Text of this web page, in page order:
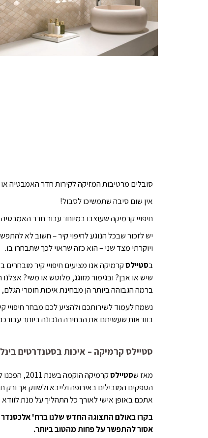
סובלים מרטיבות המזיקה לקירות חדר האמבטיה
אין שום סיבה שתמשיכו לסבול!
חיפויי קרמיקה שעוצבו במיוחד עבור חדר
יש לזכור שבכל הנוגע לחיפוי קיר – חשוב לא
ויוקרתי מצד שני – הוא כזה שראוי לכך שתבחרו בו.
בסטיילסקרמיקה אנו מציעים חיפויי קיר מובחרים
שיש או אבן? ובגימור מזוגג, מלוטש או משי?
ברמה הגבוהה ביותר הן מבחינת איכות חומרי
נשמח לעמוד לשירותכם ולהציע לכם מבחר חיפויי
בוודאות שעשיתם את הבחירה הנכונה ביותר
סטיילס קרמיקה – איכות בסטנדרטים
מאז שסטיילס
קרמיקה
הספקים המובילים באירופה ולייבא ולשווק אך ורק
אתכם באופן אישי לאורך כל התהליך על מנת
אסור להתפשר על פחות מהטוב ביותר.